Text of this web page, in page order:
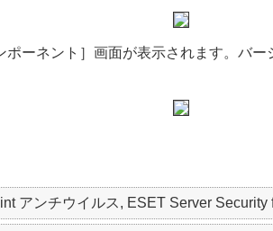
ポーネント］画面が表示されます。バ
アンチウイルス, ESET Server